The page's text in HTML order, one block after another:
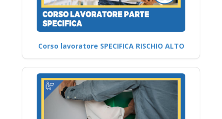
Corso lavoratore SPECIFICA RISCHIO ALTO